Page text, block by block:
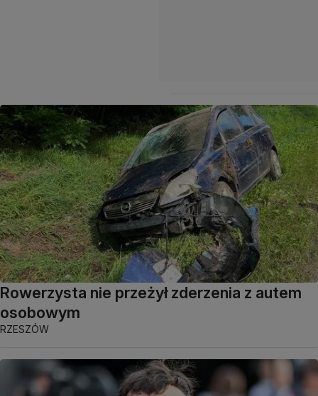
Rowerzysta nie przeżył zderzenia z autem
osobowym
RZESZÓW